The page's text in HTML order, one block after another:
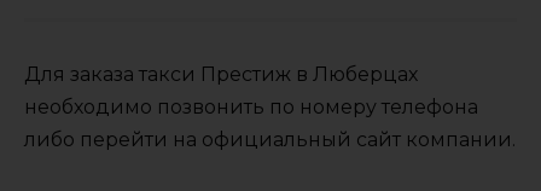
Для заказа такси Престиж в Люберцах
необходимо позвонить по номеру телефона
либо перейти на официальный сайт компании.